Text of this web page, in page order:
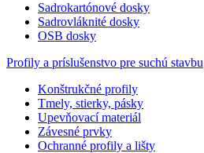
Sadrokartónové dosky
Sadrovláknité dosky
OSB dosky
Profily a príslušenstvo pre suchú stavbu
Konštrukčné profily
Tmely, stierky, pásky
Upevňovací materiál
Závesné prvky
Ochranné profily a lišty